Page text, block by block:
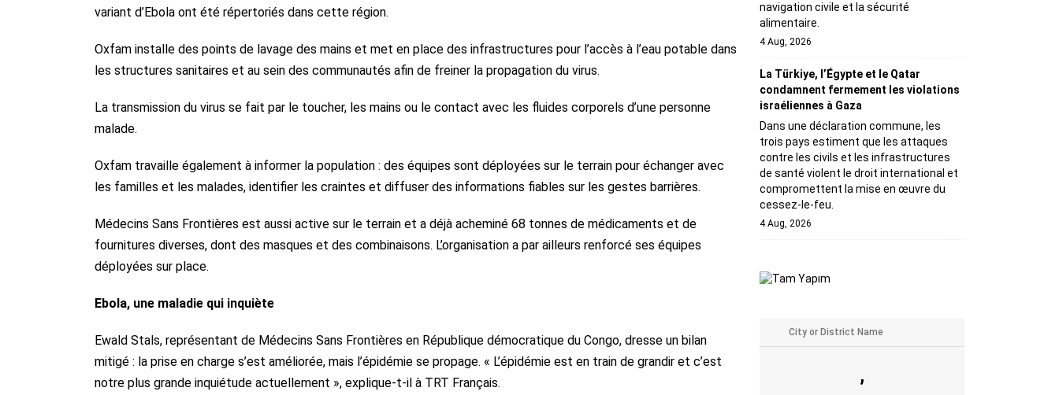
variant d’Ebola ont été répertoriés dans cette région.
Oxfam installe des points de lavage des mains et met en place des infrastructures pour l’accès à l’eau potable dans
les structures sanitaires et au sein des communautés afin de freiner la propagation du virus.
La transmission du virus se fait par le toucher, les mains ou le contact avec les fluides corporels d’une personne
malade.
Oxfam travaille également à informer la population : des équipes sont déployées sur le terrain pour échanger avec
les familles et les malades, identifier les craintes et diffuser des informations fiables sur les gestes barrières.
Médecins Sans Frontières est aussi active sur le terrain et a déjà acheminé 68 tonnes de médicaments et de
fournitures diverses, dont des masques et des combinaisons. L’organisation a par ailleurs renforcé ses équipes
déployées sur place.
Ebola, une maladie qui inquiète
Ewald Stals, représentant de Médecins Sans Frontières en République démocratique du Congo, dresse un bilan
mitigé : la prise en charge s’est améliorée, mais l’épidémie se propage. « L’épidémie est en train de grandir et c’est
notre plus grande inquiétude actuellement », explique-t-il à TRT Français.
navigation civile et la sécurité
alimentaire.
4 Aug, 2026
La Türkiye, l’Égypte et le Qatar
condamnent fermement les violations
israéliennes à Gaza
Dans une déclaration commune, les
trois pays estiment que les attaques
contre les civils et les infrastructures
de santé violent le droit international et
compromettent la mise en œuvre du
cessez-le-feu.
4 Aug, 2026
,